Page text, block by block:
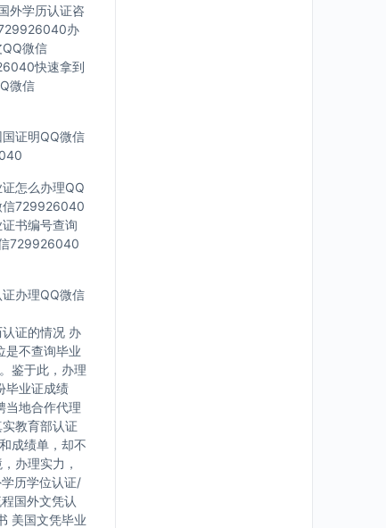
外学历认证咨
办
微信
快速拿到
微信
证明QQ微信
怎么办理QQ
信729926040
书编号查询
729926040
办理QQ微信
证的情况 办
是不查询毕业
鉴于此，办理
毕业证成绩
当地合作代理
教育部认证
成绩单，却不
办理实力，
历学位认证/
国外文凭认
美国文凭毕业